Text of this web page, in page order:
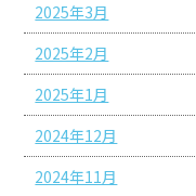
2025年3月
2025年2月
2025年1月
2024年12月
2024年11月